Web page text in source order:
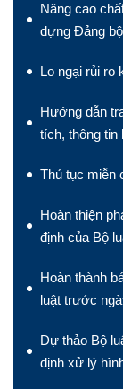
Nâng cao
dựng Đảng
Lo ngại rủi ro
Hướng dẫn
tích, thông tin
Thủ tục miễn
Hoàn thiện
định của Bộ
Hoàn thành
luật trước
Dự thảo Bộ
định xử lý